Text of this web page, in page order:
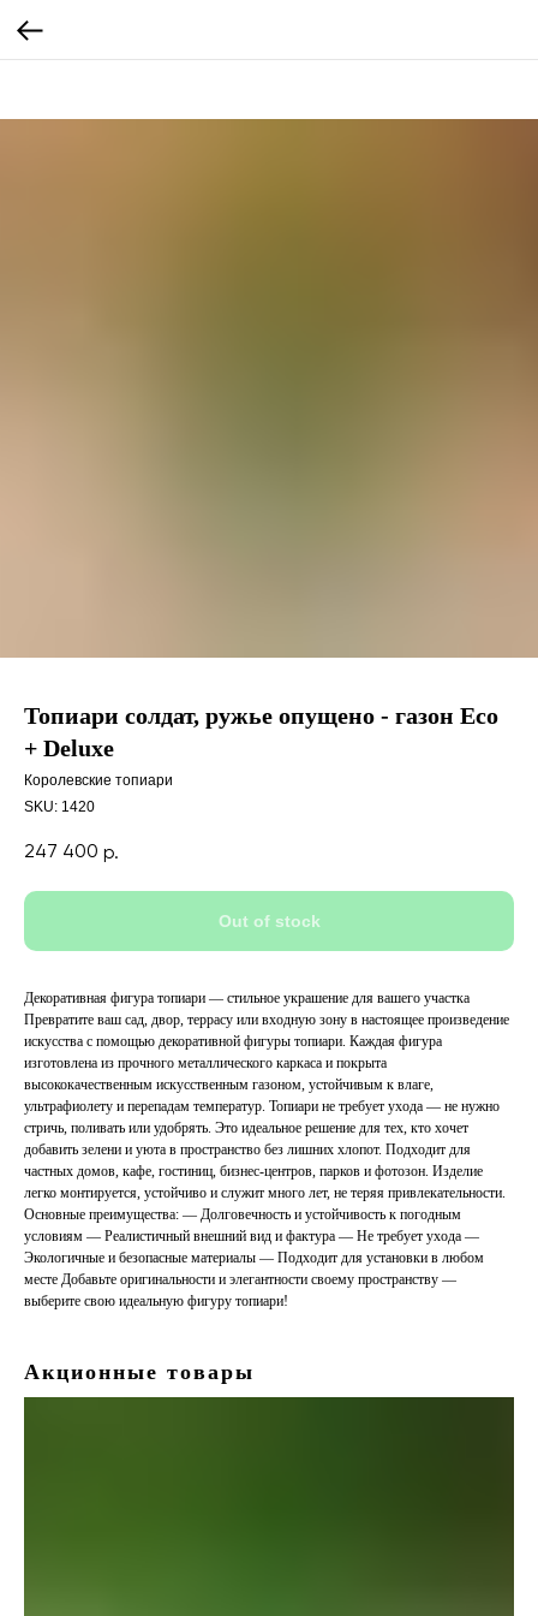
Топиари солдат, ружье опущено - газон Eco
+ Deluxe
Королевские топиари
SKU: 1420
247 400 р.
Out of stock
Декоративная фигура топиари — стильное украшение для вашего участка
Превратите ваш сад, двор, террасу или входную зону в настоящее произведение
искусства с помощью декоративной фигуры топиари. Каждая фигура
изготовлена из прочного металлического каркаса и покрыта
высококачественным искусственным газоном, устойчивым к влаге,
ультрафиолету и перепадам температур. Топиари не требует ухода — не нужно
стричь, поливать или удобрять. Это идеальное решение для тех, кто хочет
добавить зелени и уюта в пространство без лишних хлопот. Подходит для
частных домов, кафе, гостиниц, бизнес-центров, парков и фотозон. Изделие
легко монтируется, устойчиво и служит много лет, не теряя привлекательности.
Основные преимущества: — Долговечность и устойчивость к погодным
условиям — Реалистичный внешний вид и фактура — Не требует ухода —
Экологичные и безопасные материалы — Подходит для установки в любом
месте Добавьте оригинальности и элегантности своему пространству —
выберите свою идеальную фигуру топиари!
Акционные товары